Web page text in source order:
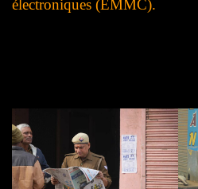
électroniques (EMMC).